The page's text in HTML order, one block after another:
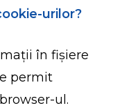
urilor?
în fișiere
permit
ul.